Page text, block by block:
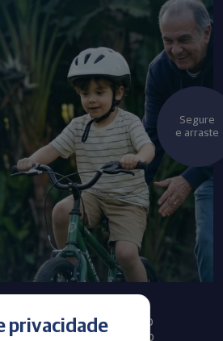
privacidade
Infraprev publica Relatório
Anual com informações do
Segure
e arraste